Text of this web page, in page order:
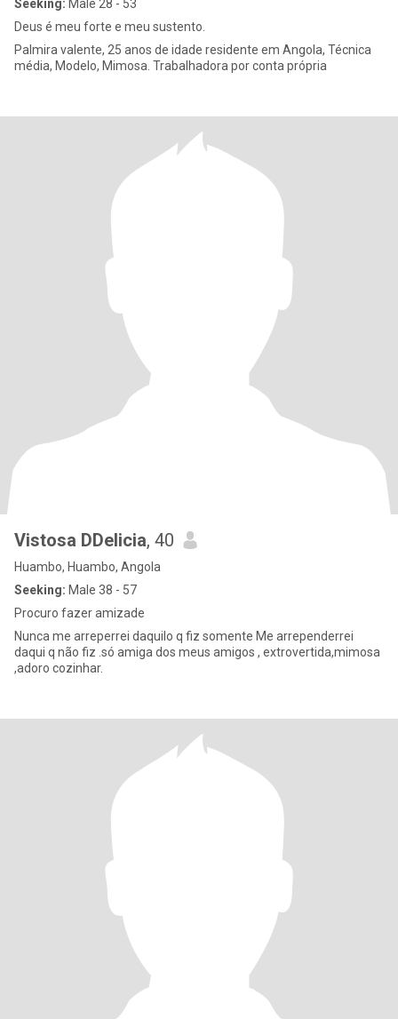
Seeking: Male 28 - 53
Deus é meu forte e meu sustento.
Palmira valente, 25 anos de idade residente em Angola, Técnica
média, Modelo, Mimosa. Trabalhadora por conta própria
Vistosa DDelicia, 40
Huambo, Huambo, Angola
Seeking: Male 38 - 57
Procuro fazer amizade
Nunca me arreperrei daquilo q fiz somente Me arrependerrei
daqui q não fiz .só amiga dos meus amigos , extrovertida,mimosa
,adoro cozinhar.